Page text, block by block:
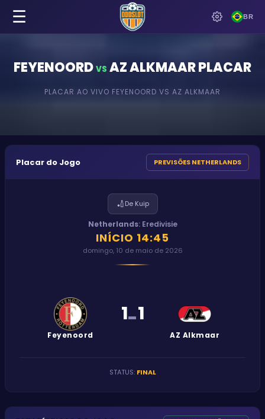
BR
☰
FEYENOORD VS AZ ALKMAARPLACAR
PLACAR AO VIVO FEYENOORD VS AZ ALKMAAR
Placar do Jogo PREVISÕES NETHERLANDS
🏏De Kuip
Netherlands: Eredivisie
INÍCIO 14:45
domingo, 10 de maio de 2026
Feyenoord
1-1
AZ Alkmaar
STATUS: FINAL